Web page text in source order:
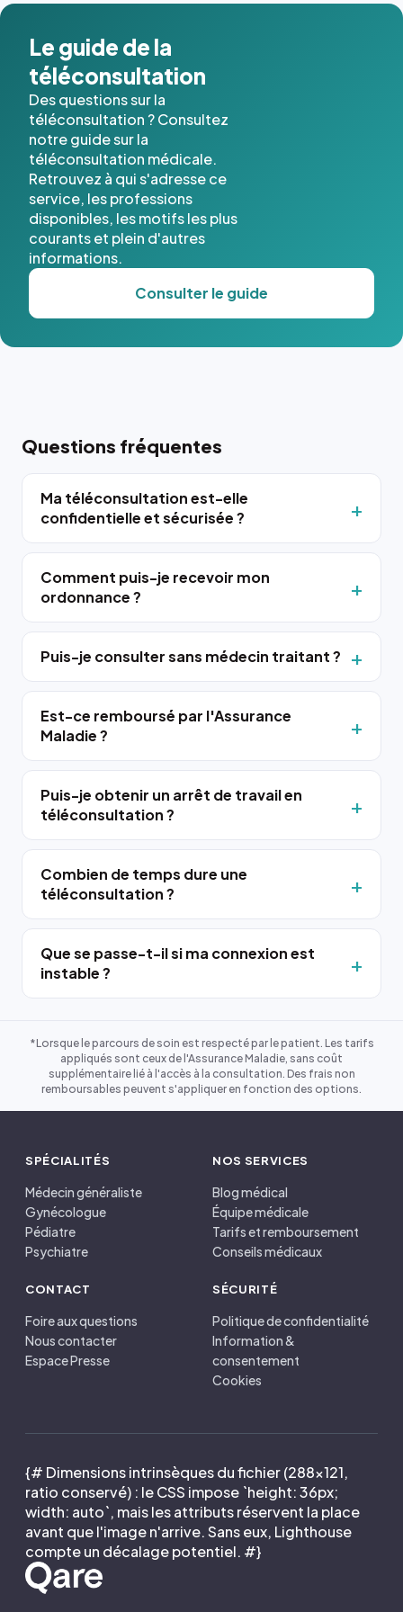
Le guide de la
téléconsultation
Des questions sur la
téléconsultation ? Consultez
notre guide sur la
téléconsultation médicale.
Retrouvez à qui s'adresse ce
service, les professions
disponibles, les motifs les plus
courants et plein d'autres
informations.
Consulter le guide
Questions fréquentes
Ma téléconsultation est-elle
confidentielle et sécurisée ?
Comment puis-je recevoir mon
ordonnance ?
Puis-je consulter sans médecin traitant ?
Est-ce remboursé par l'Assurance
Maladie ?
Puis-je obtenir un arrêt de travail en
téléconsultation ?
Combien de temps dure une
téléconsultation ?
Que se passe-t-il si ma connexion est
instable ?
*Lorsque le parcours de soin est respecté par le patient. Les tarifs
appliqués sont ceux de l'Assurance Maladie, sans coût
supplémentaire lié à l'accès à la consultation. Des frais non
remboursables peuvent s'appliquer en fonction des options.
SPÉCIALITÉS
Médecin généraliste
Gynécologue
Pédiatre
Psychiatre
NOS SERVICES
Blog médical
Équipe médicale
Tarifs et remboursement
Conseils médicaux
CONTACT
Foire aux questions
Nous contacter
Espace Presse
SÉCURITÉ
Politique de confidentialité
Information &
consentement
Cookies
{# Dimensions intrinsèques du fichier (288×121,
ratio conservé) : le CSS impose `height: 36px;
width: auto`, mais les attributs réservent la place
avant que l'image n'arrive. Sans eux, Lighthouse
compte un décalage potentiel. #}